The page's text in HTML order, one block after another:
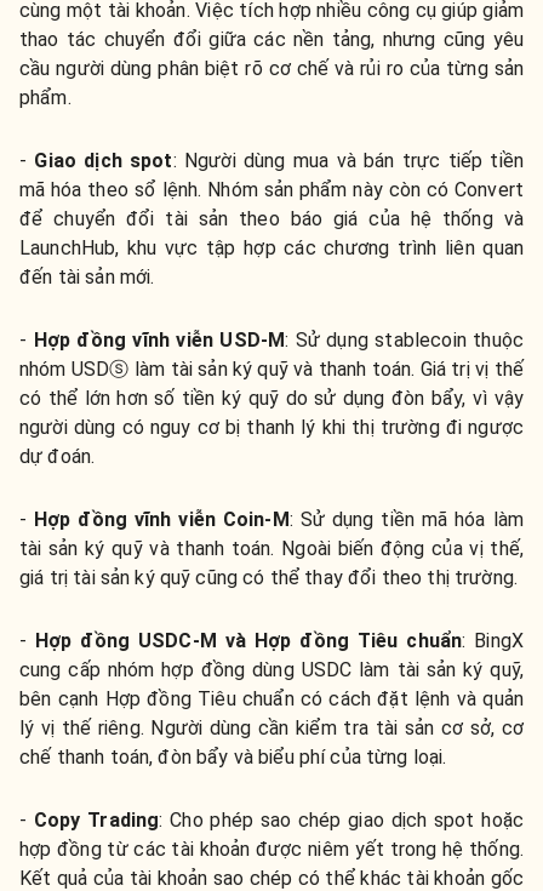
cùng một tài khoản. Việc tích hợp nhiều công cụ giúp giảm
thao tác chuyển đổi giữa các nền tảng, nhưng cũng yêu
cầu người dùng phân biệt rõ cơ chế và rủi ro của từng sản
phẩm.
- Giao dịch spot: Người dùng mua và bán trực tiếp tiền
mã hóa theo sổ lệnh. Nhóm sản phẩm này còn có Convert
để chuyển đổi tài sản theo báo giá của hệ thống và
LaunchHub, khu vực tập hợp các chương trình liên quan
đến tài sản mới.
- Hợp đồng vĩnh viễn USD-M: Sử dụng stablecoin thuộc
nhóm USDⓢ làm tài sản ký quỹ và thanh toán. Giá trị vị thế
có thể lớn hơn số tiền ký quỹ do sử dụng đòn bẩy, vì vậy
người dùng có nguy cơ bị thanh lý khi thị trường đi ngược
dự đoán.
- Hợp đồng vĩnh viễn Coin-M: Sử dụng tiền mã hóa làm
tài sản ký quỹ và thanh toán. Ngoài biến động của vị thế,
giá trị tài sản ký quỹ cũng có thể thay đổi theo thị trường.
- Hợp đồng USDC-M và Hợp đồng Tiêu chuẩn: BingX
cung cấp nhóm hợp đồng dùng USDC làm tài sản ký quỹ,
bên cạnh Hợp đồng Tiêu chuẩn có cách đặt lệnh và quản
lý vị thế riêng. Người dùng cần kiểm tra tài sản cơ sở, cơ
chế thanh toán, đòn bẩy và biểu phí của từng loại.
- Copy Trading: Cho phép sao chép giao dịch spot hoặc
hợp đồng từ các tài khoản được niêm yết trong hệ thống.
Kết quả của tài khoản sao chép có thể khác tài khoản gốc